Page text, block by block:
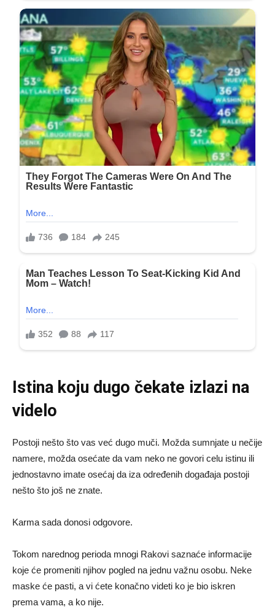
Istina koju dugo čekate izlazi na
videlo
Postoji nešto što vas već dugo muči. Možda sumnjate u nečije
namere, možda osećate da vam neko ne govori celu istinu ili
jednostavno imate osećaj da iza određenih događaja postoji
nešto što još ne znate.
Karma sada donosi odgovore.
Tokom narednog perioda mnogi Rakovi saznaće informacije
koje će promeniti njihov pogled na jednu važnu osobu. Neke
maske će pasti, a vi ćete konačno videti ko je bio iskren
prema vama, a ko nije.